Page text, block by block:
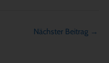
Nächster Beitrag →